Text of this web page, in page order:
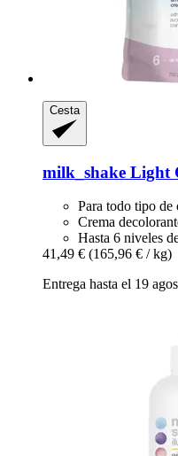
Cesta
milk_shake Light
Para todo tipo de
Crema
Hasta 6 niveles
41,49 € (165,96 € / kg)
Entrega hasta el 19